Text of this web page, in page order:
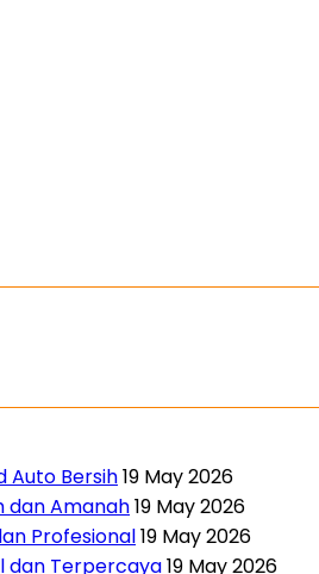
Auto Bersih19 May 2026
dan Amanah19 May 2026
Profesional19 May 2026
dan Terpercaya19 May 2026